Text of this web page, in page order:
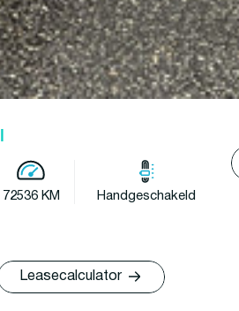
l
72536 KM Handgeschakeld
Leasecalculator